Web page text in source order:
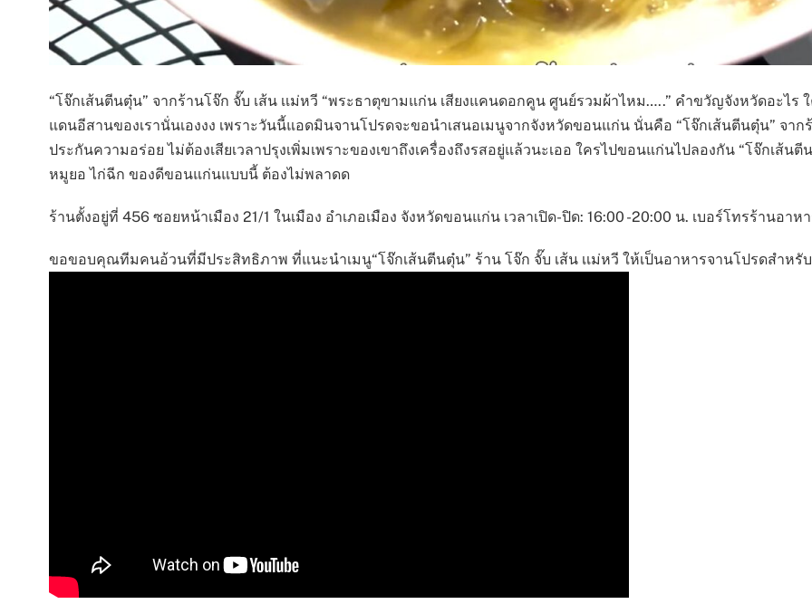
“โจ๊กเส้นตีนตุ๋น” จากร้านโจ๊ก จั๊บ เส้น เเม่หวี “พระธาตุขามแก่น เสียงแคนดอกคูน ศูนย์รวมผ้าไหม…..” คำขวัญจังหวัดอะไร
แดนอีสานของเรานั่นเองงง เพราะวันนี้แอดมินจานโปรดจะขอนำเสนอเมนูจากจังหวัดขอนแก่น นั่นคือ “โจ๊กเส้นตีนตุ๋น” จาก
ประกันความอร่อย ไม่ต้องเสียเวลาปรุงเพิ่มเพราะของเขาถึงเครื่องถึงรสอยู่แล้วนะเออ ใครไปขอนแก่นไปลองกัน “โจ๊กเส้น
หมูยอ ไก่ฉีก ของดีขอนแก่นแบบนี้ ต้องไม่พลาดด
ร้านตั้งอยู่ที่ 456 ซอยหน้าเมือง 21/1 ในเมือง อำเภอเมือง จังหวัดขอนแก่น เวลาเปิด-ปิด: 16:00 -20:00 น. เบอร์โทรร้านอาห
ขอขอบคุณทีมคนอ้วนที่มีประสิทธิภาพ ที่แนะนำเมนู“โจ๊กเส้นตีนตุ๋น” ร้าน โจ๊ก จั๊บ เส้น เเม่หวี ให้เป็นอาหารจานโปรดสำ